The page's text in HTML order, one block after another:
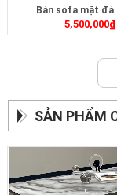
Bàn sofa mặt đá
5,500,000₫
SẢN PHẨM